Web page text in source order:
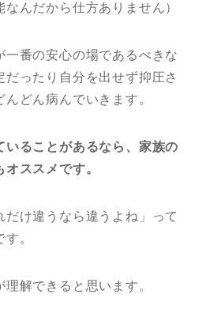
んだから仕方ありません）
番の安心の場であるべきな
ったり自分を出せず抑圧さ
どん病んでいきます。
いることがあるなら、家族の
ススメです。
だけ違うなら違うよね」って
。
理解できると思います。